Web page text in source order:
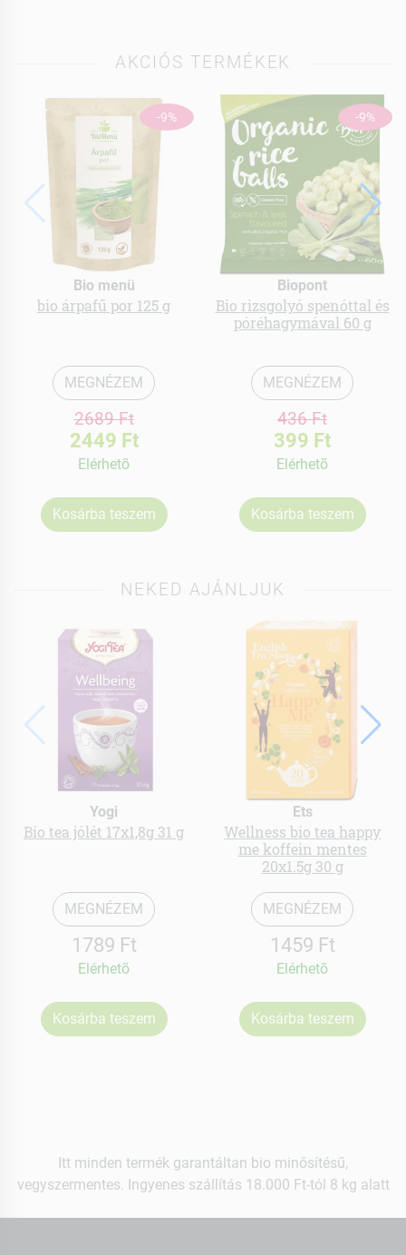
AKCIÓS TERMÉKEK
-9%
Bio menü
bio árpafű por 125 g
MEGNÉZEM
2689 Ft
2449 Ft
Elérhetõ
Kosárba teszem
-9%
Biopont
Bio rizsgolyó spenóttal és
póréhagymával 60 g
MEGNÉZEM
436 Ft
399 Ft
Elérhetõ
Kosárba teszem
NEKED AJÁNLJUK
Yogi
Bio tea jólét 17x1,8g 31 g
MEGNÉZEM
1789 Ft
Elérhetõ
Kosárba teszem
Ets
Wellness bio tea happy
me koffein mentes
20x1.5g 30 g
MEGNÉZEM
1459 Ft
Elérhetõ
Kosárba teszem
Itt minden termék garantáltan bio minősítésű,
vegyszermentes. Ingyenes szállítás 18.000 Ft-tól 8 kg alatt